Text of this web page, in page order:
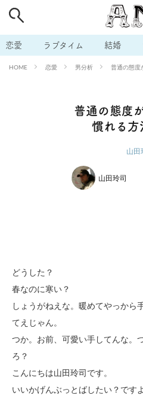
恋愛 ラブタイム 結婚
HOME 恋愛 男分析 普通の態度
普通の態度
慣れる方
山田
山田玲司
どうした？
春なのに寒い？
しょうがねえな。暖めてやっから
てえじゃん。
つか。お前、可愛い手してんな。
ろ？
こんにちは山田玲司です。
いいかげんぶっとばしたい？です
# 男の本音
# 出会う方法 # マッチング